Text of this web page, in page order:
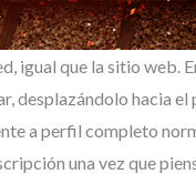
igual que la sitio web.
desplazándolo hacia el
a perfil completo
una vez que